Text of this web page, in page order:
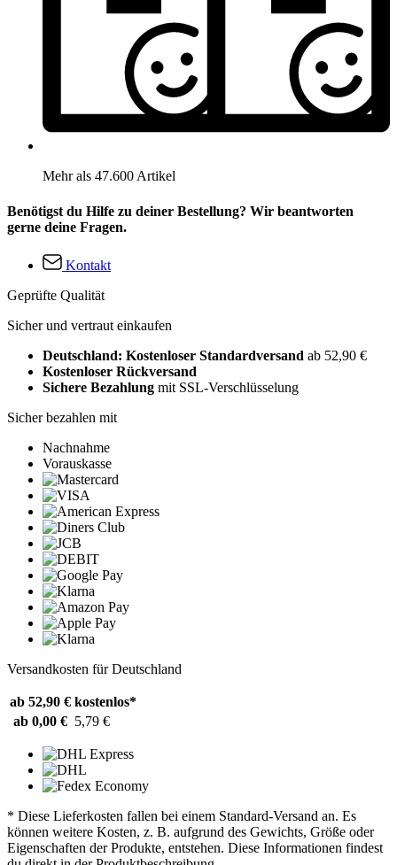
Mehr als 47.600 Artikel
Benötigst du Hilfe zu deiner Bestellung? Wir beantworten
gerne deine Fragen.
Kontakt
Geprüfte Qualität
Sicher und vertraut einkaufen
Deutschland: Kostenloser Standardversand ab 52,90 €
Kostenloser Rückversand
Sichere Bezahlung mit SSL-Verschlüsselung
Sicher bezahlen mit
Nachnahme
Vorauskasse
Versandkosten für Deutschland
ab 52,90 € kostenlos*
ab 0,00 € 5,79 €
* Diese Lieferkosten fallen bei einem Standard-Versand an. Es
können weitere Kosten, z. B. aufgrund des Gewichts, Größe oder
Eigenschaften der Produkte, entstehen. Diese Informationen findest